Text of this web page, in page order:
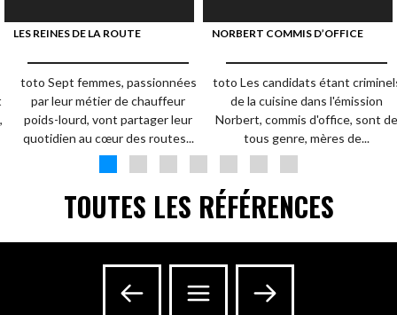
LES REINES DE LA ROUTE
toto Sept femmes, passionnées
par leur métier de chauffeur
poids-lourd, vont partager leur
quotidien au cœur des routes...
NORBERT COMMIS D’OFFICE
toto Les candidats étant
de la cuisine dans l'émission
Norbert, commis d'office, sont de
tous genre, mères de...
TOUTES LES RÉFÉRENCES